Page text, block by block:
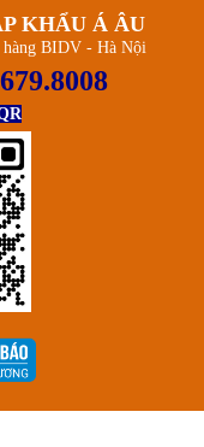
KHẨU Á ÂU
hàng BIDV - Hà Nội